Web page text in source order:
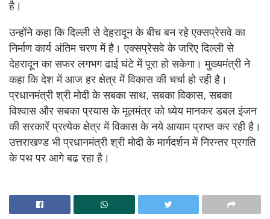
है।
उन्होंने कहा कि दिल्ली से देहरादून के बीच बन रहे एक्सप्रेसवे का
निर्माण कार्य अंतिम चरण में है। एक्सप्रेसवे के जरिए दिल्ली से
देहरादून का सफर लगभग ढाई घंटे में पूरा हो सकेगा। मुख्यमंत्री ने
कहा कि देश में आज हर क्षेत्र में विकास की चर्चा हो रही है।
प्रधानमंत्री श्री मोदी के सबका साथ, सबका विकास, सबका
विश्वास और सबका प्रयास के मूलमंत्र को ध्येय मानकर डबल इंजन
की सरकारें प्रत्येक क्षेत्र में विकास के नये आयाम प्राप्त कर रही है।
उत्तराखण्ड भी प्रधानमंत्री श्री मोदी के मार्गदर्शन में निरन्तर प्रगति
के पथ पर आगे बढ रहा है।